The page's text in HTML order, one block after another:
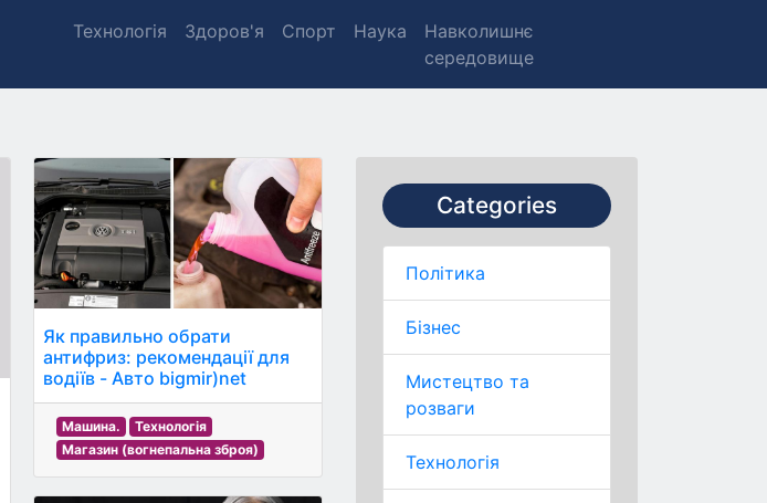
Технологія Здоров'я Спорт Наука
Навколишнє
середовище
Categories
Політика
Бізнес
Мистецтво та
розваги
Технологія
Як правильно обрати
антифриз: рекомендації для
водіїв - Авто bigmir)net
Машина.
Технологія
Магазин (вогнепальна зброя)